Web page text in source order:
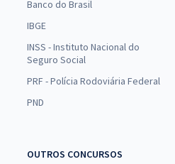
Banco do Brasil
IBGE
INSS - Instituto Nacional do
Seguro Social
PRF - Polícia Rodoviária Federal
PND
OUTROS CONCURSOS